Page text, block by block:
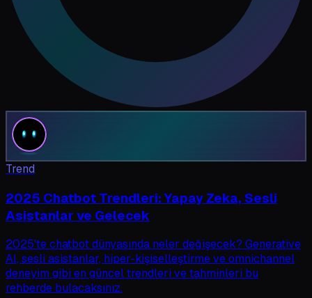
Trend
2025 Chatbot Trendleri: Yapay Zeka, Sesli
Asistanlar ve Gelecek
2025'te chatbot dünyasında neler değişecek? Generative
AI, sesli asistanlar, hiper-kişiselleştirme ve omnichannel
deneyim gibi en güncel trendleri ve tahminleri bu
rehberde bulacaksınız.